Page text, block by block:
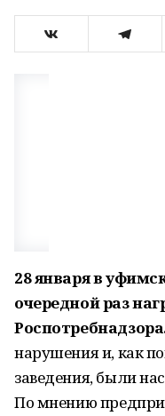
28 января в
очередной раз
нарушения и, как
заведения, были
По мнению